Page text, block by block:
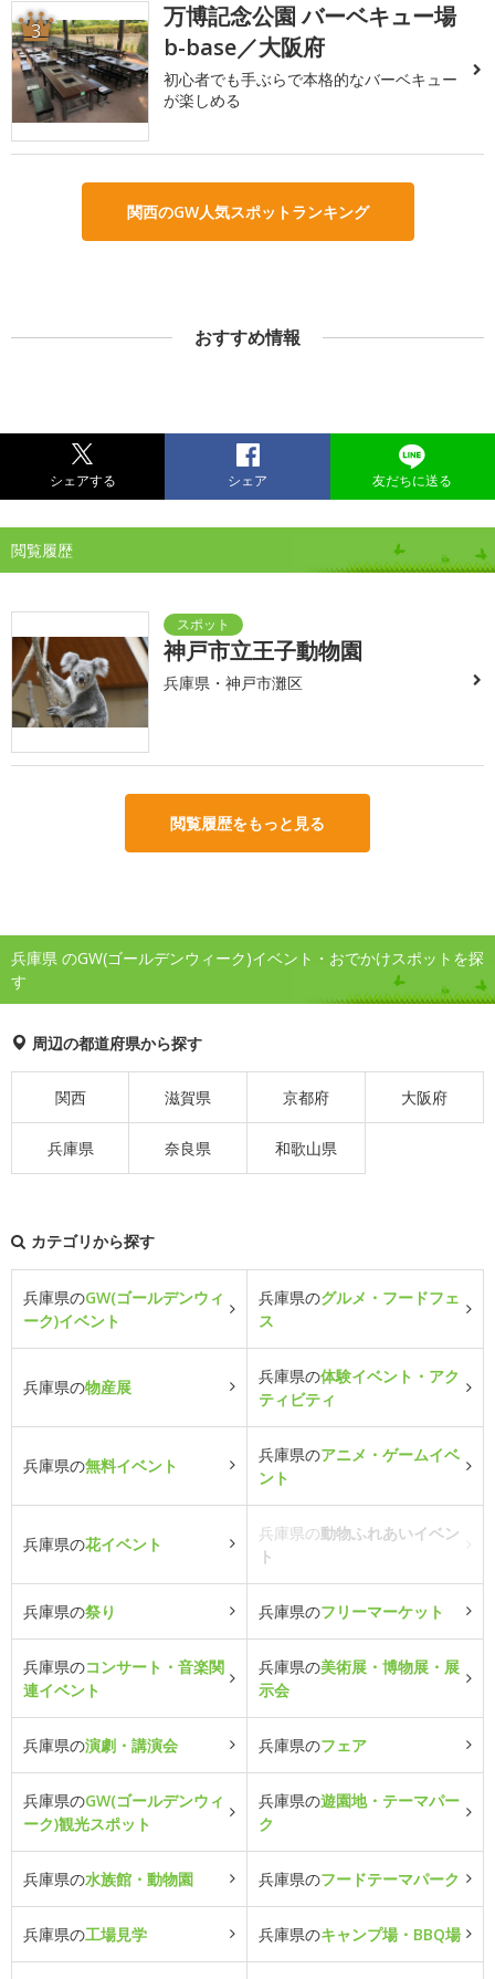
3
万博記念公園 バーベキュー場
b-base／大阪府
初心者でも手ぶらで本格的なバーベキュー
が楽しめる
関西のGW人気スポットランキング
おすすめ情報
シェアする シェア 友だちに送る
閲覧履歴
神戸市立王子動物園
兵庫県・神戸市灘区
閲覧履歴をもっと見る
兵庫県 のGW(ゴールデンウィーク)イベント・おでかけスポットを探
す
周辺の都道府県から探す
関西 滋賀県 京都府 大阪府
兵庫県 奈良県 和歌山県
カテゴリから探す
兵庫県のGW(ゴールデンウィ
ーク)イベント
兵庫県のグルメ・フードフェ
ス
兵庫県の物産展
兵庫県の体験イベント・アク
ティビティ
兵庫県の無料イベント
兵庫県のアニメ・ゲームイベ
ント
兵庫県の花イベント
兵庫県の動物ふれあいイベン
ト
兵庫県の祭り 兵庫県のフリーマーケット
兵庫県のコンサート・音楽関
連イベント
兵庫県の美術展・博物展・展
示会
兵庫県の演劇・講演会 兵庫県のフェア
兵庫県のGW(ゴールデンウィ
ーク)観光スポット
兵庫県の遊園地・テーマパー
ク
兵庫県の水族館・動物園 兵庫県のフードテーマパーク
兵庫県の工場見学 兵庫県のキャンプ場・BBQ場